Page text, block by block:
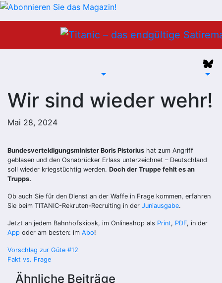
Wir sind wieder wehr!
Mai 28, 2024
Bundesverteidigungsminister Boris Pistorius hat zum Angriff
geblasen und den Osnabrücker Erlass unterzeichnet – Deutschland
soll wieder kriegstüchtig werden. Doch der Truppe fehlt es an
Trupps.
Ob auch Sie für den Dienst an der Waffe in Frage kommen, erfahren
Sie beim TITANIC-Rekruten-Recruiting in der Juniausgabe.
Jetzt an jedem Bahnhofskiosk, im Onlineshop als Print, PDF, in der
App oder am besten: im Abo!
Beitragsnavigation
Vorschlag zur Güte #12
Fakt vs. Frage
Ähnliche Beiträge